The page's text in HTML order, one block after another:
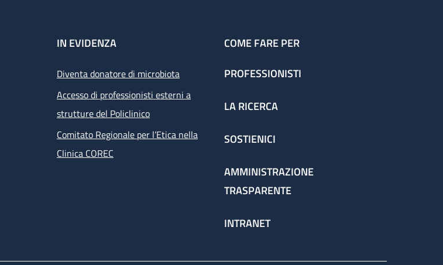
IN EVIDENZA
Diventa donatore di microbiota
Accesso di professionisti esterni a
strutture del Policlinico
Comitato Regionale per l’Etica nella
Clinica COREC
COME FARE PER
PROFESSIONISTI
LA RICERCA
SOSTIENICI
AMMINISTRAZIONE
TRASPARENTE
INTRANET